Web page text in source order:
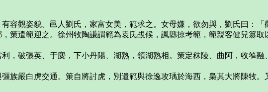
容觀姿貌。邑人劉氏，家富女美，範求之。女母嫌，欲勿與，劉氏曰：
策遣範迎之。徐州牧陶謙謂範為袁氏覘候，諷縣掠考範，範親客健兒篡
，破張英、于麋，下小丹陽、湖熟，領湖熟相。策定秣陵、曲阿，收笮
族嚴白虎交通。策自將討虎，別遣範與徐逸攻瑀於海西，梟其大將陳牧